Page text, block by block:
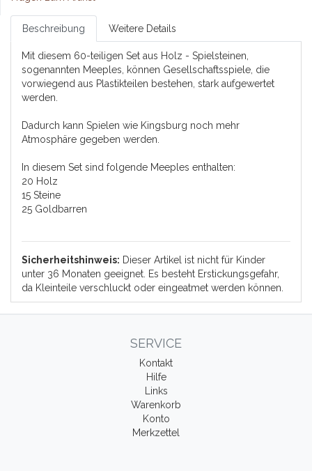
Beschreibung Weitere Details
Mit diesem 60-teiligen Set aus Holz - Spielsteinen,
sogenannten Meeples, können Gesellschaftsspiele, die
vorwiegend aus Plastikteilen bestehen, stark aufgewertet
werden.
Dadurch kann Spielen wie Kingsburg noch mehr
Atmosphäre gegeben werden.
In diesem Set sind folgende Meeples enthalten:
20 Holz
15 Steine
25 Goldbarren
Sicherheitshinweis: Dieser Artikel ist nicht für Kinder
unter 36 Monaten geeignet. Es besteht Erstickungsgefahr,
da Kleinteile verschluckt oder eingeatmet werden können.
SERVICE
Kontakt
Hilfe
Links
Warenkorb
Konto
Merkzettel